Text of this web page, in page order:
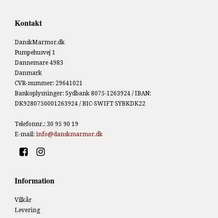
Kontakt
DanskMarmor.dk
Pumpehusvej 1
Dannemare 4983
Danmark
CVR-nummer: 29641021
Bankoplysninger: Sydbank 8075-1263924 / IBAN:
DK9280750001263924 / BIC-SWIFT SYBKDK22
Telefonnr.: 30 95 90 19
E-mail: info@danskmarmor.dk
Information
Vilkår
Levering